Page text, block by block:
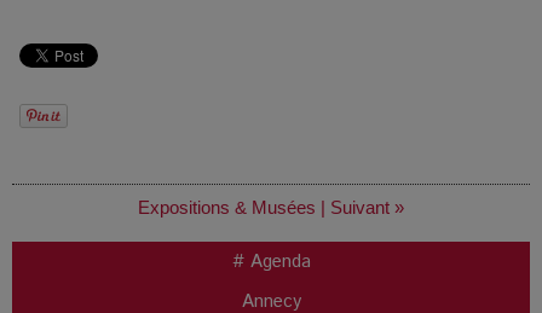
Expositions & Musées | Suivant »
# Agenda
Annecy